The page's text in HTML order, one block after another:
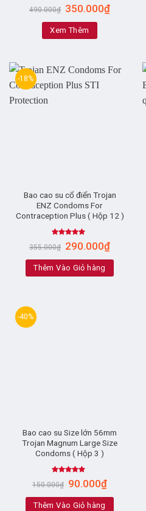
Rated 4.86
out of 5
490.000₫ 350.000₫
Xem Thêm
-18%
Bao cao su cổ điển Trojan
ENZ Condoms For
Contraception Plus ( Hộp 12 )
Rated4.88
out of 5
355.000₫ 290.000₫
Thêm Vào Giỏ hàng
-40%
Bao cao su Size lớn 56mm
Trojan Magnum Large Size
Condoms ( Hộp 3 )
Rated5.00
out of 5
150.000₫ 90.000₫
Thêm Vào Giỏ hàng